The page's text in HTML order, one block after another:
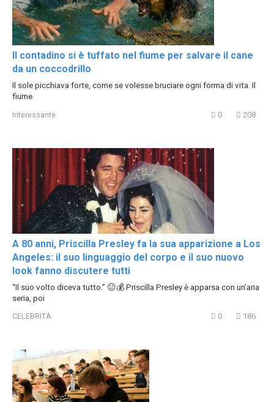
Il contadino si è tuffato nel fiume per salvare il cane
da un coccodrillo
Il sole picchiava forte, come se volesse bruciare ogni forma di vita. Il
fiume
Interessante 0 208
A 80 anni, Priscilla Presley fa la sua apparizione a Los
Angeles: il suo linguaggio del corpo e il suo nuovo
look fanno discutere tutti
“Il suo volto diceva tutto.” 😐💰 Priscilla Presley è apparsa con un’aria
seria, poi
CELEBRITÀ 0 186